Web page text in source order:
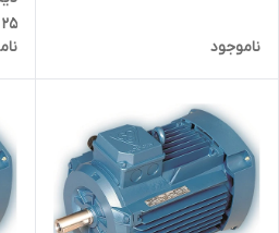
ناموجود
25 اسب بخار 3000 دور